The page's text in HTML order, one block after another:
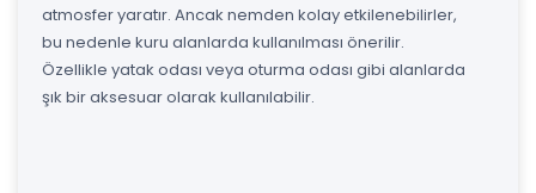
atmosfer yaratır. Ancak nemden kolay etkilenebilirler,
bu nedenle kuru alanlarda kullanılması önerilir.
Özellikle yatak odası veya oturma odası gibi alanlarda
şık bir aksesuar olarak kullanılabilir.